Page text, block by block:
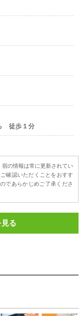
徒歩１分
の情報は常に更新されてい
確認いただくことをおすす
であらかじめご了承くださ
る